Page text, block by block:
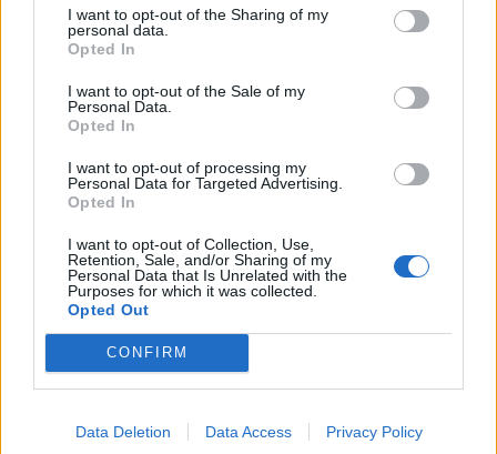
I want to opt-out of the Sharing of my
personal data.
Opted In
I want to opt-out of the Sale of my
Personal Data.
Opted In
I want to opt-out of processing my
Personal Data for Targeted Advertising.
Opted In
I want to opt-out of Collection, Use,
Retention, Sale, and/or Sharing of my
Personal Data that Is Unrelated with the
Purposes for which it was collected.
Opted Out
CONFIRM
Data Deletion Data Access Privacy Policy
ARTIGOS MAIS POPULARES
presente na abertura da Feira de São
06/08/2026
Crossódromo das Lajes, em Fernão
Joanes, recebe no Sábado etapa do